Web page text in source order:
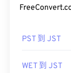
PST 到 JST
WET 到 JST